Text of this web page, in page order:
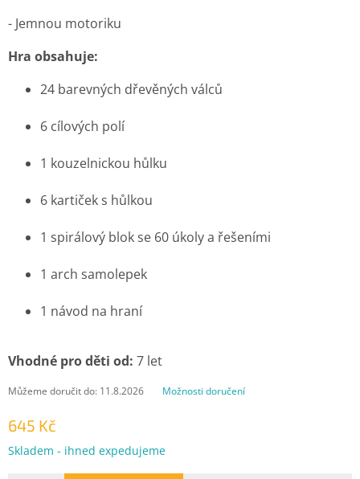
645 Kč
Měrná
Skladem - ihned expedujeme
Můžeme doručit do: 11.8.2026 Možnosti doručení
- Jemnou motoriku
Hra obsahuje:
24 barevných dřevěných válců
6 cílových polí
1 kouzelnickou hůlku
6 kartiček s hůlkou
1 spirálový blok se 60 úkoly a řešeními
1 arch samolepek
1 návod na hraní
Vhodné pro děti od: 7 let